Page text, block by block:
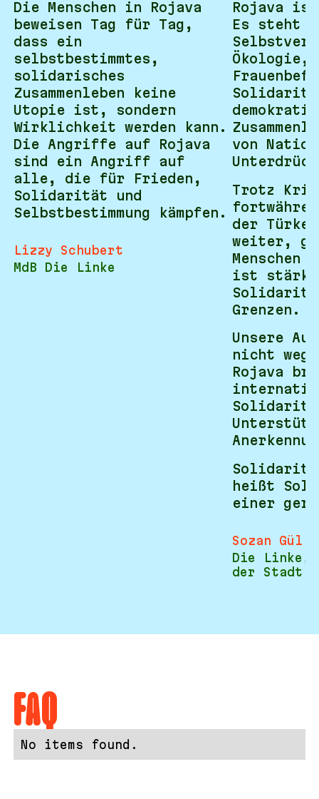
Die Menschen in Rojava
beweisen Tag für Tag,
dass ein
selbstbestimmtes,
solidarisches
Zusammenleben keine
Utopie ist, sondern
Wirklichkeit werden kann.
Die Angriffe auf Rojava
sind ein Angriff auf
alle, die für Frieden,
Solidarität und
Selbstbestimmung kämpfen.
Lizzy Schubert
MdB Die Linke
Rojava
Es steht
Ökologie,
von
Trotz
der
weiter,
Menschen
ist
Grenzen.
Unsere
nicht
Rojava
heißt
einer
Sozan Gül
Die Linke,
der Stadt
FAQ
No items found.